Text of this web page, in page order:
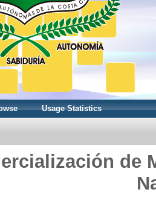
Usage Statistics
de